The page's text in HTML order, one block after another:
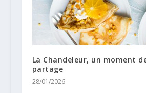
La Chandeleur, un moment
partage
28/01/2026